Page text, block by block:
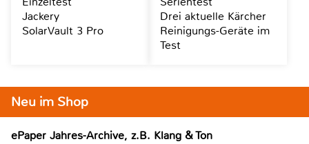
Neu im Shop
ePaper Jahres-Archive, z.B. Klang & Ton
Jackery
SolarVault 3 Pro
Drei aktuelle Kärcher
Reinigungs-Geräte im
Test